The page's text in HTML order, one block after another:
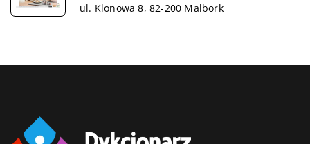
ul. Klonowa 8, 82-200 Malbork